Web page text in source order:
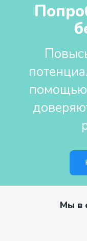
помощью
Мы в